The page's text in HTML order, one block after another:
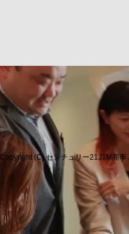
Copyright (C) センチュリー21JTM商